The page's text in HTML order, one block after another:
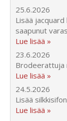
25.6.2026
Lisää jacquard
saapunut
Lue lisää »
23.6.2026
Brodeerattuja
Lue lisää »
24.5.2026
Lisää
Lue lisää »